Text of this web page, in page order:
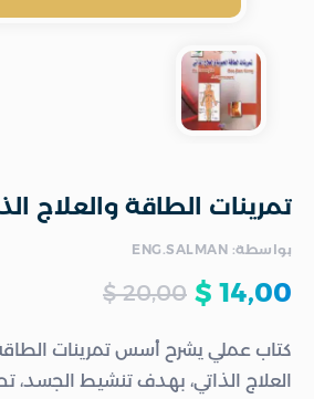
تمرينات الطاقة والعلاج
بواسطة: ENG.SALMAN
14,00
$
20,00
$
كتاب عملي يشرح أسس تمرينات
العلاج الذاتي، بهدف تنشيط الجسد،